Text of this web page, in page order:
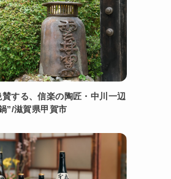
する、信楽の陶匠・中川一辺
”/滋賀県甲賀市